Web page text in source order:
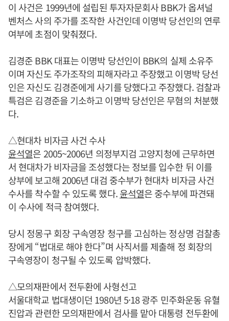
이 사건은 1999년에 설립된 투자자문회사 BBK가 옵셔널
벤처스 사의 주가를 조작한 사건인데 이명박 당선인의 연루
여부에 초점이 맞춰졌다.
김경준 BBK 대표는 이명박 당선인이 BBK의 실제 소유주
이며 자신도 주가조작의 피해자라고 주장했고 이명박 당선
인은 자신도 김경준에게 사기를 당했다고 주장했다. 검찰과
특검은 김경준을 기소하고 이명박 당선인은 무혐의 처분했
다.
△현대차 비자금 사건 수사
윤석열은 2005~2006년 의정부지검 고양지청에 근무하면
서 현대차가 비자금을 조성했다는 정보를 입수한 뒤 이를
상부에 보고해 2006년 대검 중수부가 현대차 비자금 사건
수사를 착수할 수 있도록 했다.윤석열은 중수부에 파견돼
이 수사에 적극 참여했다.
당시 정몽구 회장 구속영장 청구를 고심하는 정상명 검찰총
장에게 “법대로 해야 한다”며 사직서를 제출해 정 회장의
구속영장이 청구될 수 있도록 압박했다.
△모의재판에서 전두환에 사형선고
서울대학교 법대생이던 1980년 5·18 광주 민주화운동 유혈
진압과 관련한 모의재판에서 검사를 맡아 대통령 전두환에